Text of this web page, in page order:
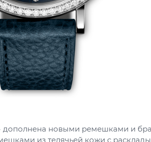
новыми ремешками и
из телячьей кожи с